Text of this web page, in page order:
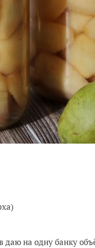
даю на одну банку